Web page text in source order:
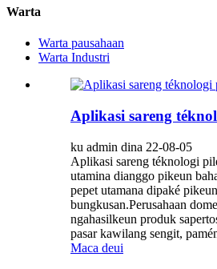
Warta
Warta pausahaan
Warta Industri
Aplikasi sareng
ku admin dina 22-08-05
Aplikasi sareng téknologi
utamina dianggo pikeun
pepet utamana dipaké
bungkusan.Perusahaan
ngahasilkeun produk
pasar kawilang sengit,
Maca deui